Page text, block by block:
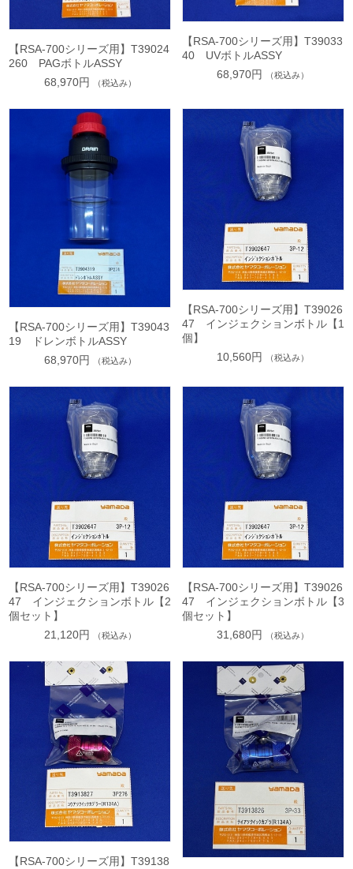
【RSA-700シリーズ用】T39024
260 PAGボトルASSY
68,970円
（税込み）
【RSA-700シリーズ用】T39033
40 UVボトルASSY
68,970円
（税込み）
【RSA-700シリーズ用】T39043
19 ドレンボトルASSY
68,970円
（税込み）
【RSA-700シリーズ用】T39026
47 インジェクションボトル【1
個】
10,560円
（税込み）
【RSA-700シリーズ用】T39026
47 インジェクションボトル【2
個セット】
21,120円
（税込み）
【RSA-700シリーズ用】T39026
47 インジェクションボトル【3
個セット】
31,680円
（税込み）
【RSA-700シリーズ用】T39138